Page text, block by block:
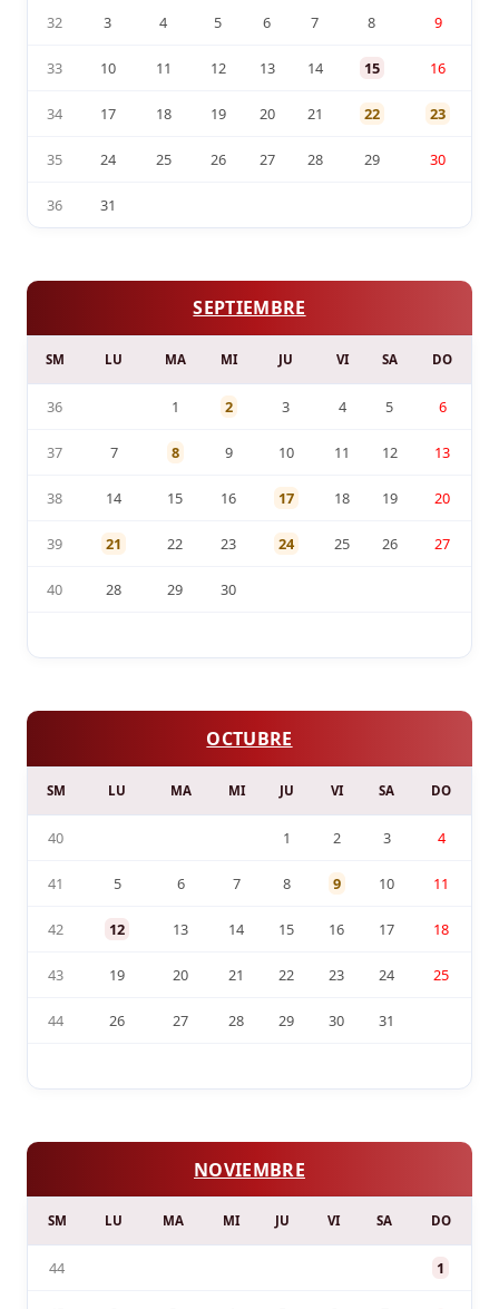
32 3 4 5 6 7 8 9
33 10 11 12 13 14 15 16
34 17 18 19 20 21 22 23
35 24 25 26 27 28 29 30
36 31
SEPTIEMBRE
SM LU MA MI JU VI SA DO
36 1 2 3 4 5 6
37 7 8 9 10 11 12 13
38 14 15 16 17 18 19 20
39 21 22 23 24 25 26 27
40 28 29 30
OCTUBRE
SM LU MA MI JU VI SA DO
40 1 2 3 4
41 5 6 7 8 9 10 11
42 12 13 14 15 16 17 18
43 19 20 21 22 23 24 25
44 26 27 28 29 30 31
NOVIEMBRE
SM LU MA MI JU VI SA DO
44 1